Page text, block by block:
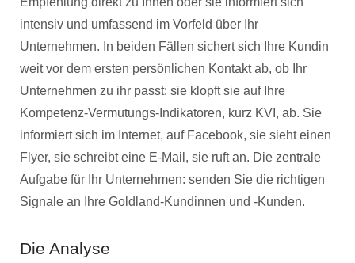
intensiv und umfassend im Vorfeld über Ihr
Unternehmen. In beiden Fällen sichert sich Ihre Kundin
weit vor dem ersten persönlichen Kontakt ab, ob Ihr
Unternehmen zu ihr passt: sie klopft sie auf Ihre
Kompetenz-Vermutungs-Indikatoren, kurz KVI, ab. Sie
informiert sich im Internet, auf Facebook, sie sieht einen
Flyer, sie schreibt eine E-Mail, sie ruft an. Die zentrale
Aufgabe für Ihr Unternehmen: senden Sie die richtigen
Signale an Ihre Goldland-Kundinnen und -Kunden.
Die Analyse